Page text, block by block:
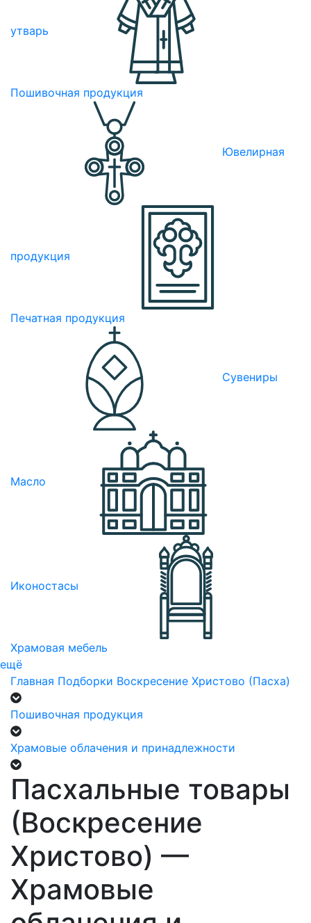
утварь
Пошивочная продукция
Ювелирная
продукция
Печатная продукция
Сувениры
Масло
Иконостасы
Храмовая мебель
ещё
Главная Подборки Воскресение Христово (Пасха)
Пошивочная продукция
Храмовые облачения и принадлежности
Пасхальные товары
(Воскресение
Христово) —
Храмовые